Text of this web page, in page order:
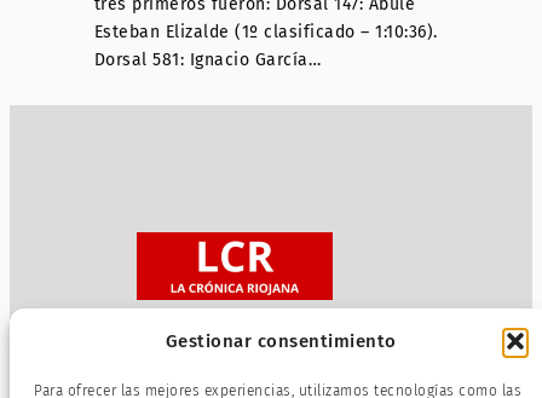
Gestionar consentimiento
Para ofrecer las mejores experiencias, utilizamos tecnologías como las
tres primeros fueron: Dorsal 147: Abule
Esteban Elizalde (1º clasificado – 1:10:36).
Dorsal 581: Ignacio García…